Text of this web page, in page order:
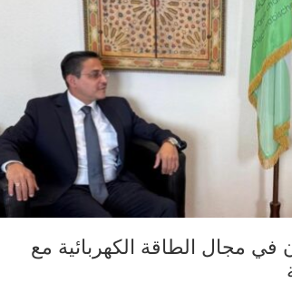
في مجال الطاقة الكهربائية مع